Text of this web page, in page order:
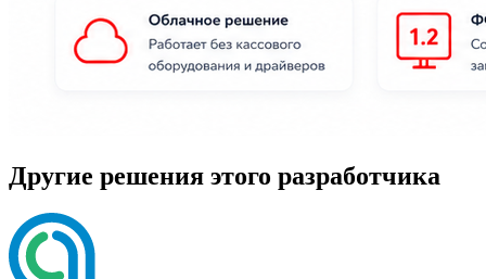
Другие решения этого разработчика